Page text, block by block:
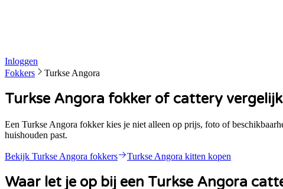
Inloggen
Fokkers
Turkse Angora
Turkse Angora fokker of cattery
Een Turkse Angora fokker kies je niet alleen op prijs, foto of
huishouden past.
Bekijk Turkse Angora fokkers Turkse Angora kitten kopen
Waar let je op bij een Turkse Angora